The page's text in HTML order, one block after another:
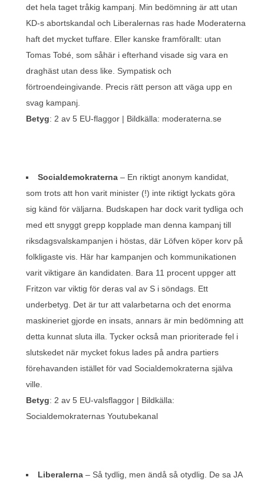
det hela taget tråkig kampanj. Min bedömning är att utan
KD-s abortskandal och Liberalernas ras hade Moderaterna
haft det mycket tuffare. Eller kanske framförallt: utan
Tomas Tobé, som såhär i efterhand visade sig vara en
draghäst utan dess like. Sympatisk och
förtroendeingivande. Precis rätt person att väga upp en
svag kampanj.
Betyg: 2 av 5 EU-flaggor | Bildkälla: moderaterna.se
Socialdemokraterna – En riktigt anonym kandidat,
som trots att hon varit minister (!) inte riktigt lyckats göra
sig känd för väljarna. Budskapen har dock varit tydliga och
med ett snyggt grepp kopplade man denna kampanj till
riksdagsvalskampanjen i höstas, där Löfven köper korv på
folkligaste vis. Här har kampanjen och kommunikationen
varit viktigare än kandidaten. Bara 11 procent uppger att
Fritzon var viktig för deras val av S i söndags. Ett
underbetyg. Det är tur att valarbetarna och det enorma
maskineriet gjorde en insats, annars är min bedömning att
detta kunnat sluta illa. Tycker också man prioriterade fel i
slutskedet när mycket fokus lades på andra partiers
förehavanden istället för vad Socialdemokraterna själva
ville.
Betyg: 2 av 5 EU-valsflaggor | Bildkälla:
Socialdemokraternas Youtubekanal
Liberalerna– Så tydlig, men ändå så otydlig. De sa JA